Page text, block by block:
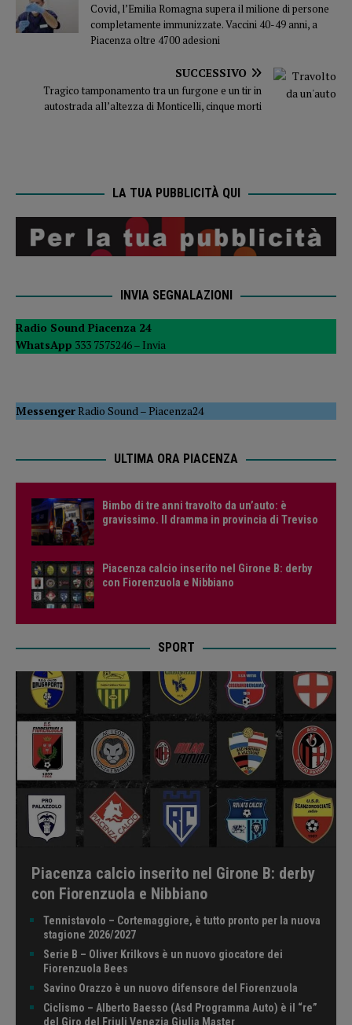
Covid, l’Emilia Romagna supera il milione di persone
completamente immunizzate. Vaccini 40-49 anni, a
Piacenza oltre 4700 adesioni
SUCCESSIVO
Tragico tamponamento tra un furgone e un tir in
autostrada all’altezza di Monticelli, cinque morti
LA TUA PUBBLICITÀ QUI
INVIA SEGNALAZIONI
Radio Sound Piacenza 24
WhatsApp 333 7575246 – Invia
MessengerRadio Sound–Piacenza24
ULTIMA ORA PIACENZA
Bimbo di tre anni travolto da un’auto: è
gravissimo. Il dramma in provincia di Treviso
Piacenza calcio inserito nel Girone B: derby
con Fiorenzuola e Nibbiano
SPORT
Piacenza calcio inserito nel Girone B: derby
con Fiorenzuola e Nibbiano
Tennistavolo – Cortemaggiore, è tutto pronto per la nuova
stagione 2026/2027
Serie B – Oliver Krilkovs è un nuovo giocatore dei
Fiorenzuola Bees
Savino Orazzo è un nuovo difensore del Fiorenzuola
Ciclismo – Alberto Baesso (Asd Programma Auto) è il “re”
del Giro del Friuli Venezia Giulia Master